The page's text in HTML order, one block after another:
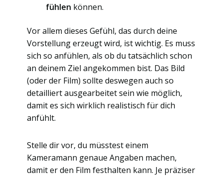
fühlen können.
Vor allem dieses Gefühl, das durch deine
Vorstellung erzeugt wird, ist wichtig. Es muss
sich so anfühlen, als ob du tatsächlich schon
an deinem Ziel angekommen bist. Das Bild
(oder der Film) sollte deswegen auch so
detailliert ausgearbeitet sein wie möglich,
damit es sich wirklich realistisch für dich
anfühlt.
Stelle dir vor, du müsstest einem
Kameramann genaue Angaben machen,
damit er den Film festhalten kann. Je präziser